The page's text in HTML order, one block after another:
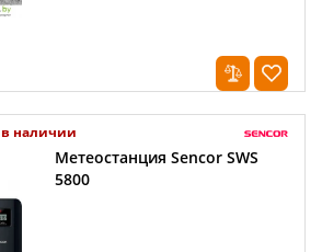
в наличии
Метеостанция Sencor SWS
5800